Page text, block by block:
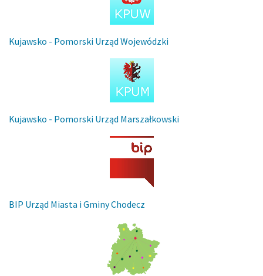
Kujawsko - Pomorski Urząd Wojewódzki
Kujawsko - Pomorski Urząd Marszałkowski
BIP Urząd Miasta i Gminy Chodecz